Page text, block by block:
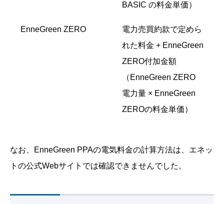
BASIC の料金単価）
EnneGreen ZERO
電力売買約款で定めら
れた料金 + EnneGreen
ZERO付加金額
（EnneGreen ZERO
電力量 × EnneGreen
ZEROの料金単価）
なお、EnneGreen PPAの電気料金の計算方法は、エネッ
トの公式Webサイトでは確認できませんでした。